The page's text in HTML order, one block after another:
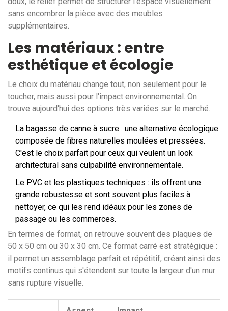
sans encombrer la pièce avec des meubles
supplémentaires.
Les matériaux : entre
esthétique et écologie
Le choix du matériau change tout, non seulement pour le
toucher, mais aussi pour l'impact environnemental. On
trouve aujourd'hui des options très variées sur le marché.
La bagasse de canne à sucre : une alternative écologique
composée de fibres naturelles moulées et pressées.
C'est le choix parfait pour ceux qui veulent un look
architectural sans culpabilité environnementale.
Le PVC et les plastiques techniques : ils offrent une
grande robustesse et sont souvent plus faciles à
nettoyer, ce qui les rend idéaux pour les zones de
passage ou les commerces.
En termes de format, on retrouve souvent des plaques de
50 x 50 cm ou 30 x 30 cm. Ce format carré est stratégique :
il permet un assemblage parfait et répétitif, créant ainsi des
motifs continus qui s'étendent sur toute la largeur d'un mur
sans rupture visuelle.